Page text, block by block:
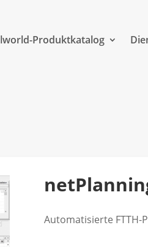
Produktkatalog
Automatisierte FTTH-